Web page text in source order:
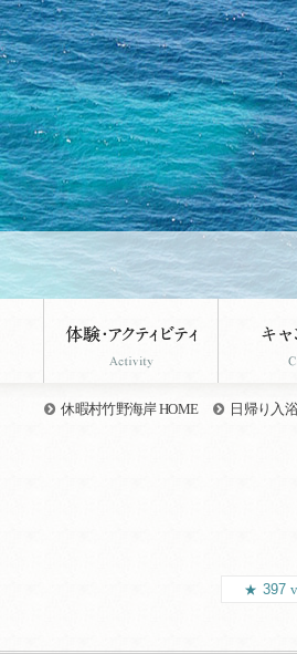
休暇村竹野海岸 HOME 日帰り入
397